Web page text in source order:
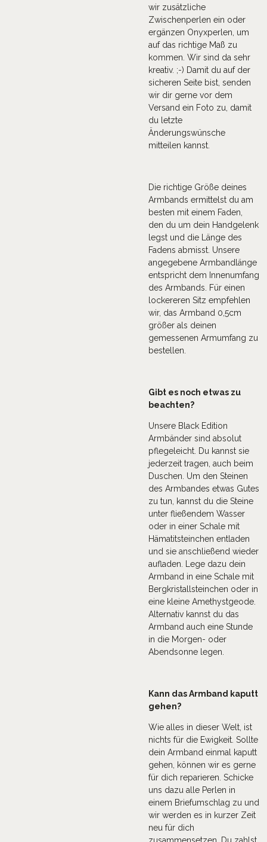
wir zusätzliche
Zwischenperlen ein oder
ergänzen Onyxperlen, um
auf das richtige Maß zu
kommen. Wir sind da sehr
kreativ. ;-) Damit du auf der
sicheren Seite bist, senden
wir dir gerne vor dem
Versand ein Foto zu, damit
du letzte
Änderungswünsche
mitteilen kannst.
Die richtige Größe deines
Armbands ermittelst du am
besten mit einem Faden,
den du um dein Handgelenk
legst und die Länge des
Fadens abmisst. Unsere
angegebene Armbandlänge
entspricht dem Innenumfang
des Armbands. Für einen
lockereren Sitz empfehlen
wir, das Armband 0,5cm
größer als deinen
gemessenen Armumfang zu
bestellen.
Gibt es noch etwas zu
beachten?
Unsere Black Edition
Armbänder sind absolut
pflegeleicht. Du kannst sie
jederzeit tragen, auch beim
Duschen. Um den Steinen
des Armbandes etwas Gutes
zu tun, kannst du die Steine
unter fließendem Wasser
oder in einer Schale mit
Hämatitsteinchen entladen
und sie anschließend wieder
aufladen. Lege dazu dein
Armband in eine Schale mit
Bergkristallsteinchen oder in
eine kleine Amethystgeode.
Alternativ kannst du das
Armband auch eine Stunde
in die Morgen- oder
Abendsonne legen.
Kann das Armband kaputt
gehen?
Wie alles in dieser Welt, ist
nichts für die Ewigkeit. Sollte
dein Armband einmal kaputt
gehen, können wir es gerne
für dich reparieren. Schicke
uns dazu alle Perlen in
einem Briefumschlag zu und
wir werden es in kurzer Zeit
neu für dich
zusammensetzen. Du zahlst